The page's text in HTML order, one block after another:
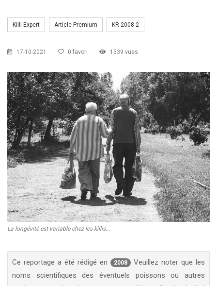
25-27 sep 2026 KCF FRANCE : 52ème congrès du KCF
22 août 2026 KCF EST :RDV à Nancy chez Denis ! En savoir +
29 août 2026
KCF NORD : Réunion de Rentrée du KCF NordEn
savoir +
5-6 sep 2026
SKS SUÈDE, DANEMARK, FINLANDE :Congrès
de la SKS 2026
12 sep 2026
KCF ÎLE DE FRANCE :Réunion KCF Ile de France
de SeptembreEn savoir +
KCF ÎLE DE FRANCE :
KCF NORMANDIE :Réunion de Section
En
savoir +
Killi Expert Article Premium KR 2008-2
17-10-2021 0 favori 1539 vues
La longévité est variable chez les killis...
Ce reportage a été rédigé en 2008
Veuillez noter que les
noms scientifiques des éventuels poissons ou autres